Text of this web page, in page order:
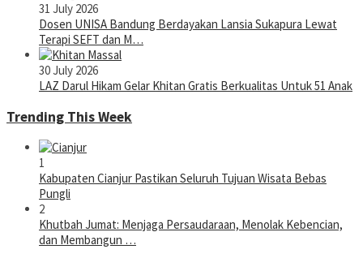
31 July 2026
Dosen UNISA Bandung Berdayakan Lansia Sukapura Lewat
Terapi SEFT dan M…
30 July 2026
LAZ Darul Hikam Gelar Khitan Gratis Berkualitas Untuk 51 Anak
Trending This Week
1
Kabupaten Cianjur Pastikan Seluruh Tujuan Wisata Bebas
Pungli
2
Khutbah Jumat: Menjaga Persaudaraan, Menolak Kebencian,
dan Membangun …